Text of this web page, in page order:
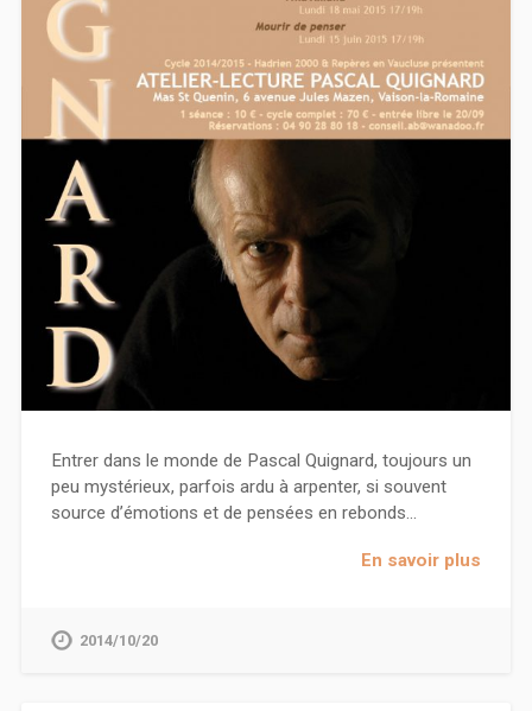
Entrer dans le monde de Pascal Quignard, toujours un
peu mystérieux, parfois ardu à arpenter, si souvent
source d’émotions et de pensées en rebonds…
En savoir plus
2014/10/20